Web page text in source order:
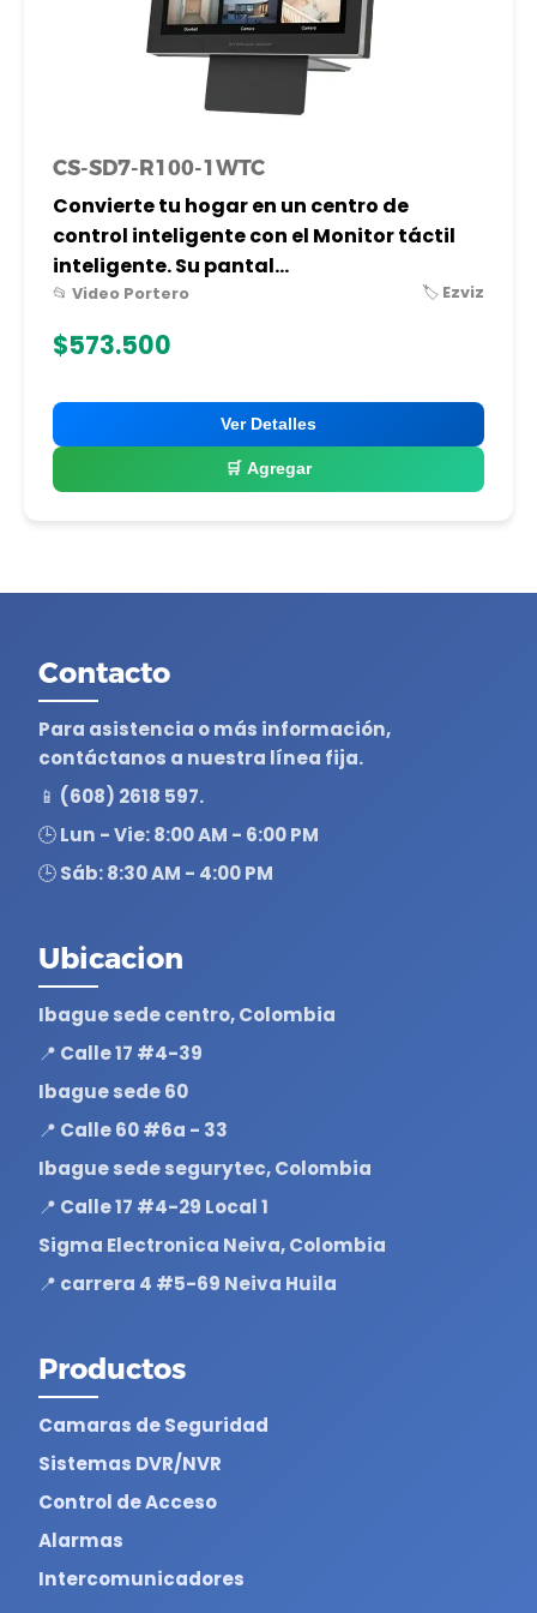
CS-SD7-R100-1WTC
Convierte tu hogar en un centro de
control inteligente con el Monitor táctil
inteligente. Su pantal...
📂 Video Portero 🏷️ Ezviz
$573.500
Ver Detalles
🛒 Agregar
Contacto
Para asistencia o más información,
contáctanos a nuestra línea fija.
📱 (608) 2618 597.
🕒 Lun - Vie: 8:00 AM - 6:00 PM
🕒 Sáb: 8:30 AM - 4:00 PM
Ubicacion
Ibague sede centro, Colombia
📍 Calle 17 #4-39
Ibague sede 60
📍 Calle 60 #6a - 33
Ibague sede segurytec, Colombia
📍 Calle 17 #4-29 Local 1
Sigma Electronica Neiva, Colombia
📍 carrera 4 #5-69 Neiva Huila
Productos
Camaras de Seguridad
Sistemas DVR/NVR
Control de Acceso
Alarmas
Intercomunicadores